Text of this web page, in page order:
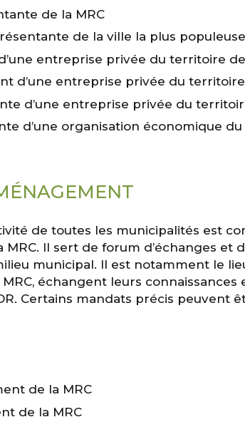
de la MRC
de la ville la plus
entreprise privée du territoire
d’une entreprise privée du territoire
d’une entreprise privée du
d’une organisation économique
de toutes les municipalités est
Il sert de forum d’échanges et
municipal. Il est notamment le
échangent leurs
Certains mandats précis peuvent
de la MRC
de la MRC